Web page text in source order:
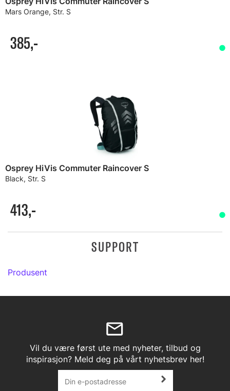
Mars Orange, Str. S
385,-
Osprey HiVis Commuter Raincover S
Black, Str. S
413,-
SUPPORT
Produsent
Vil du være først ute med nyheter, tilbud og
inspirasjon? Meld deg på vårt nyhetsbrev her!